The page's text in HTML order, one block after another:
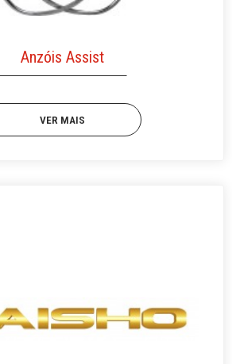
Anzóis Assist
VER MAIS